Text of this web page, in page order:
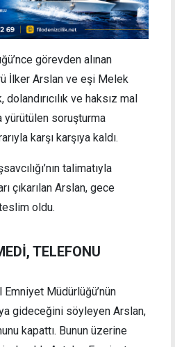
görevden alınan
İlker Arslan ve eşi Melek
dolandırıcılık ve haksız mal
yürütülen soruşturma
karşı karşıya kaldı.
talimatıyla
çıkarılan Arslan, gece
oldu.
TELEFONU
Müdürlüğü’nün
gideceğini söyleyen Arslan,
kapattı. Bunun üzerine